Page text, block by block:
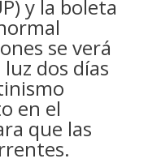
y la boleta
se verá
dos días
en el
que las